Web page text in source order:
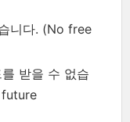
니다. (No free
받을 수 없습